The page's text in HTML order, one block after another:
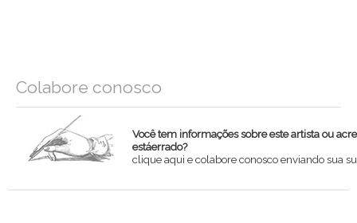
Colabore conosco
Você tem informações sobre este artista ou
estáerrado?
clique aqui e colabore conosco enviando sua